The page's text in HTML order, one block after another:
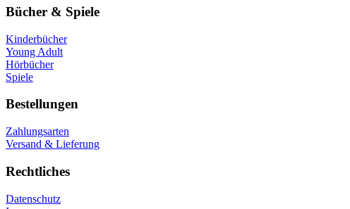
Bücher & Spiele
Kinderbücher
Young Adult
Hörbücher
Spiele
Bestellungen
Zahlungsarten
Versand & Lieferung
Rechtliches
Datenschutz